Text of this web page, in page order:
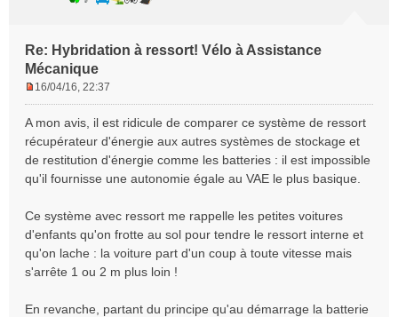
Re: Hybridation à ressort! Vélo à Assistance
Mécanique
s
s
a
g
n
l
u
16/04/16, 22:37
A mon avis, il est ridicule de comparer ce système de ressort
récupérateur d'énergie aux autres systèmes de stockage et
de restitution d'énergie comme les batteries : il est impossible
qu'il fournisse une autonomie égale au VAE le plus basique.
Ce système avec ressort me rappelle les petites voitures
d'enfants qu'on frotte au sol pour tendre le ressort interne et
qu'on lache : la voiture part d'un coup à toute vitesse mais
s'arrête 1 ou 2 m plus loin !
En revanche, partant du principe qu'au démarrage la batterie